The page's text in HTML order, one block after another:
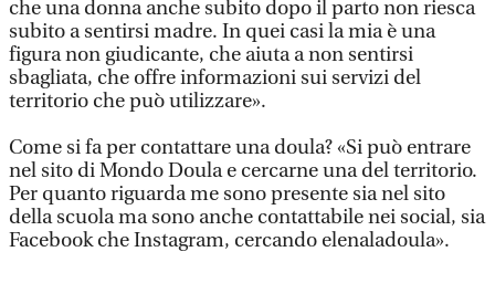
che una donna anche subito dopo il parto non riesca
subito a sentirsi madre. In quei casi la mia è una
figura non giudicante, che aiuta a non sentirsi
sbagliata, che offre informazioni sui servizi del
territorio che può utilizzare».
Come si fa per contattare una doula? «Si può entrare
nel sito di Mondo Doula e cercarne una del territorio.
Per quanto riguarda me sono presente sia nel sito
della scuola ma sono anche contattabile nei social, sia
Facebook che Instagram, cercando elenaladoula».